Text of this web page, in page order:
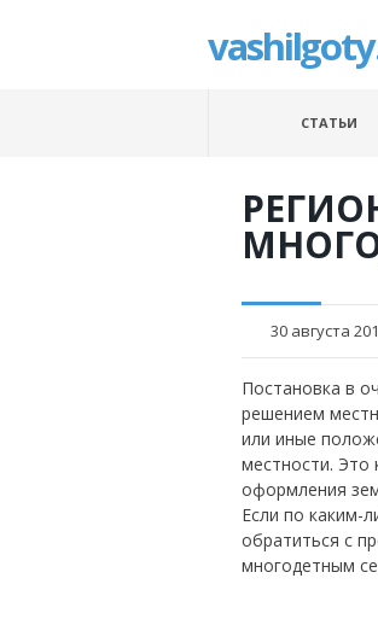
СТАТЬИ
30 августа
Постановка в
решением
или иные
местности. Это
оформления
Если по каким-
обратиться с
многодетным